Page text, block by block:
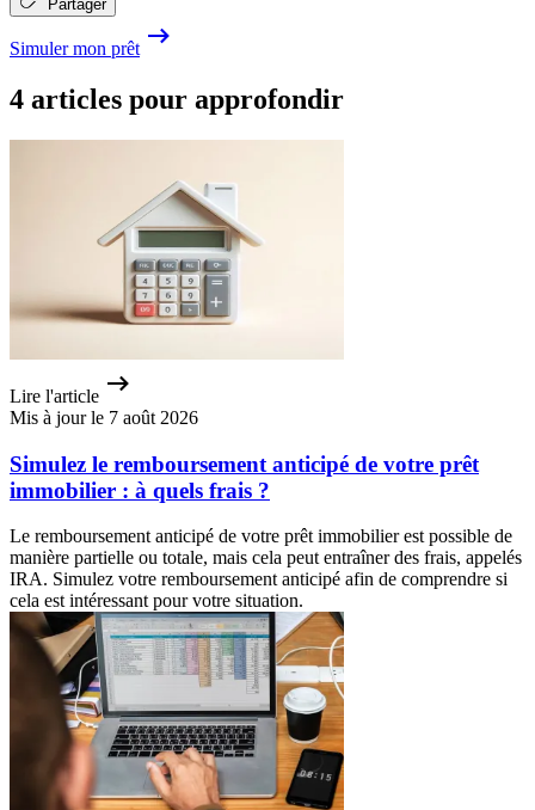
Partager
Simuler mon prêt
4 articles pour approfondir
Lire l'article
Mis à jour le 7 août 2026
Simulez le remboursement anticipé de votre prêt
immobilier : à quels frais ?
Le remboursement anticipé de votre prêt immobilier est possible de
manière partielle ou totale, mais cela peut entraîner des frais, appelés
IRA. Simulez votre remboursement anticipé afin de comprendre si
cela est intéressant pour votre situation.